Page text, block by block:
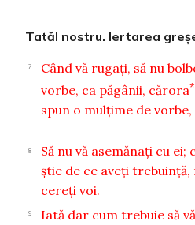
Tatăl nostru. Iertarea
7 Când vă rugaţi, să nu
vorbe, ca păgânii, cărora
spun o mulţime de
8
Să nu vă asemănaţi cu
ştie de ce aveţi
cereţi voi.
9 Iată dar cum trebuie să